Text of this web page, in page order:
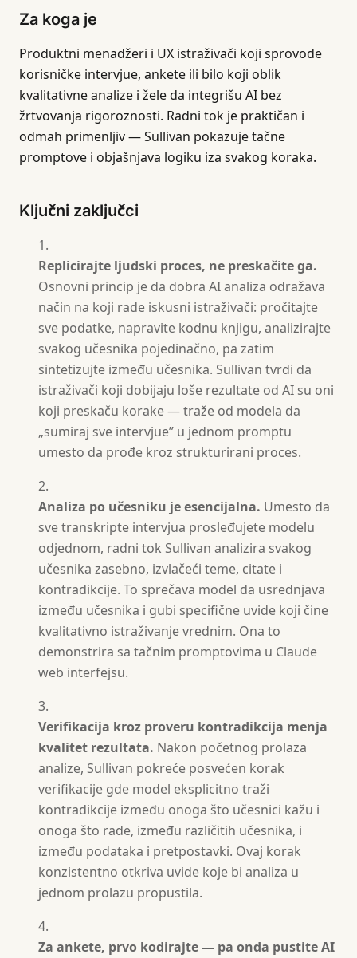
Za koga je
Produktni menadžeri i UX istraživači koji sprovode
korisničke intervjue, ankete ili bilo koji oblik
kvalitativne analize i žele da integrišu AI bez
žrtvovanja rigoroznosti. Radni tok je praktičan i
odmah primenljiv — Sullivan pokazuje tačne
promptove i objašnjava logiku iza svakog koraka.
Ključni zaključci
Replicirajte ljudski proces, ne preskačite ga.
Osnovni princip je da dobra AI analiza odražava
način na koji rade iskusni istraživači: pročitajte
sve podatke, napravite kodnu knjigu, analizirajte
svakog učesnika pojedinačno, pa zatim
sintetizujte između učesnika. Sullivan tvrdi da
istraživači koji dobijaju loše rezultate od AI su oni
koji preskaču korake — traže od modela da
„sumiraj sve intervjue” u jednom promptu
umesto da prođe kroz strukturirani proces.
Analiza po učesniku je esencijalna. Umesto da
sve transkripte intervjua prosleđujete modelu
odjednom, radni tok Sullivan analizira svakog
učesnika zasebno, izvlačeći teme, citate i
kontradikcije. To sprečava model da usrednjava
između učesnika i gubi specifične uvide koji čine
kvalitativno istraživanje vrednim. Ona to
demonstrira sa tačnim promptovima u Claude
web interfejsu.
Verifikacija kroz proveru kontradikcija menja
kvalitet rezultata. Nakon početnog prolaza
analize, Sullivan pokreće posvećen korak
verifikacije gde model eksplicitno traži
kontradikcije između onoga što učesnici kažu i
onoga što rade, između različitih učesnika, i
između podataka i pretpostavki. Ovaj korak
konzistentno otkriva uvide koje bi analiza u
jednom prolazu propustila.
Za ankete, prvo kodirajte — pa onda pustite AI